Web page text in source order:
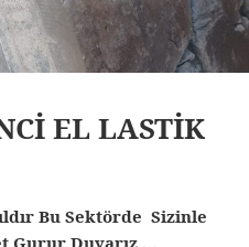
EL LASTİK
Bu Sektörde Sizinle
Gurur Duyarız …